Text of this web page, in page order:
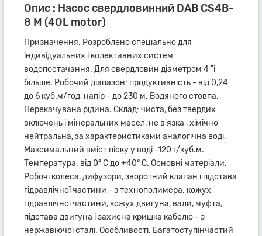
Опис : Насос свердловинний DAB CS4B-
8 M (4OL motor)
Призначення: Розроблено спеціально для
індивідуальних і колективних систем
водопостачання. Для свердловин діаметром 4 "і
більше. Робочий діапазон: продуктивність - від 0,24
до 6 куб.м/год, напір - до 230 м. Водяного стовпа.
Перекачувана рідина. Склад: чиста, без твердих
включень і мінеральних масел, не в'язка , хімічно
нейтральна, за характеристиками аналогічна воді.
Максимальний вміст піску у воді -120 г/куб.м.
Температура: від 0° С до +40° С. Основні матеріали.
Робочі колеса, дифузори, зворотний клапан і підстава
гідравлічної частини - з технополимера; кожух
гідравлічної частини, кожух двигуна, вали, муфта,
підстава двигуна і захисна кришка кабелю - з
нержавіючої сталі. Особливості. Багатоступінчастий